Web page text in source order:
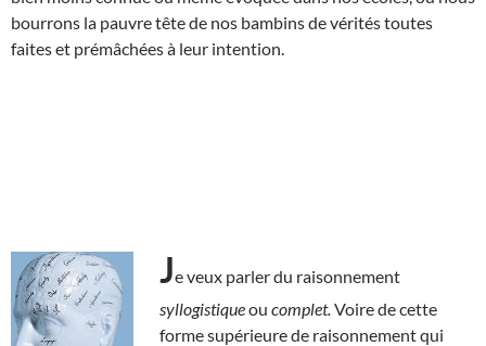
bourrons la pauvre tête de nos bambins de vérités toutes
faites et prémâchées à leur intention.
Je veux parler du raisonnement
syllogistiqueou complet. Voire de cette
forme supérieure de raisonnement qui